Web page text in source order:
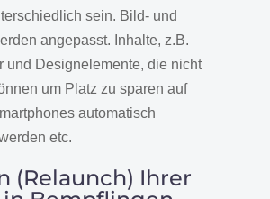
sein. Bild- und
angepasst. Inhalte, z.B.
und Designelemente, die nicht
um Platz zu sparen auf
automatisch
etc.
(Relaunch) Ihrer